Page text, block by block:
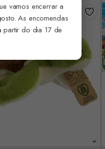
vamos encerrar a
As encomendas
partir do dia 17 de